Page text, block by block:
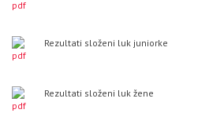
Rezultati složeni luk juniorke
Rezultati složeni luk žene